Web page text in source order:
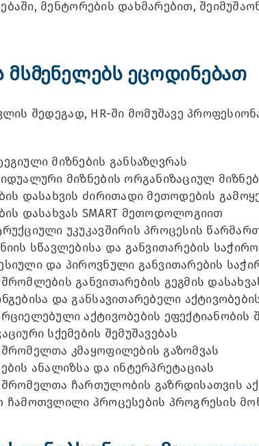
მენტორების დახმარებით,
მსმენელებს ეცოდინებათ
შედეგად, HR-ში მომუშავე
მიზნების განსაზღვრას
მიზნების ორგანიზაციულ
დასახვის ძირითადი მეთოდების
დასახვას SMART მეთოდოლოგიით
უკუკავშირის პროცესის
სწავლებისა და განვითარების
და პიროვნული განვითარების
განვითარების გეგმის
და განსავითარებელი
აქტივობების ეფექტიანობის
სქემების შემუშავებას
კმაყოფილების გაზომვას
ანალიზსა და ინტერპრეტაციას
ჩართულობის გაზრდისათვის
ჩამოთვლილი პროცესების პროგრესის